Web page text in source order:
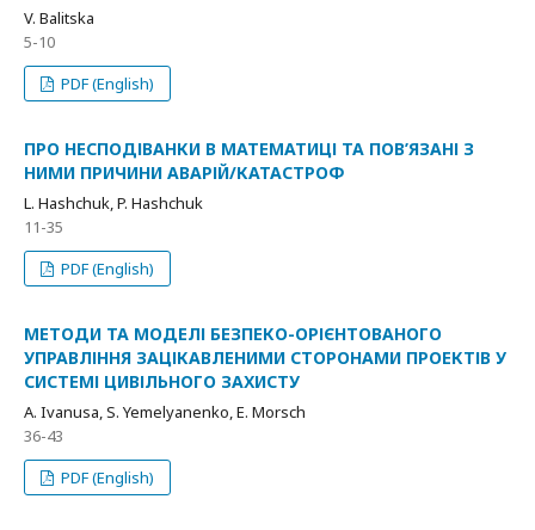
V. Balitska
5-10
PDF (English)
ПРО НЕСПОДІВАНКИ В МАТЕМАТИЦІ ТА ПОВ’ЯЗАНІ З
НИМИ ПРИЧИНИ АВАРІЙ/КАТАСТРОФ
L. Hashchuk, P. Hashchuk
11-35
PDF (English)
МЕТОДИ ТА МОДЕЛІ БЕЗПЕКО-ОРІЄНТОВАНОГО
УПРАВЛІННЯ ЗАЦІКАВЛЕНИМИ СТОРОНАМИ ПРОЕКТІВ У
СИСТЕМІ ЦИВІЛЬНОГО ЗАХИСТУ
A. Ivanusa, S. Yemelyanenko, E. Morsch
36-43
PDF (English)